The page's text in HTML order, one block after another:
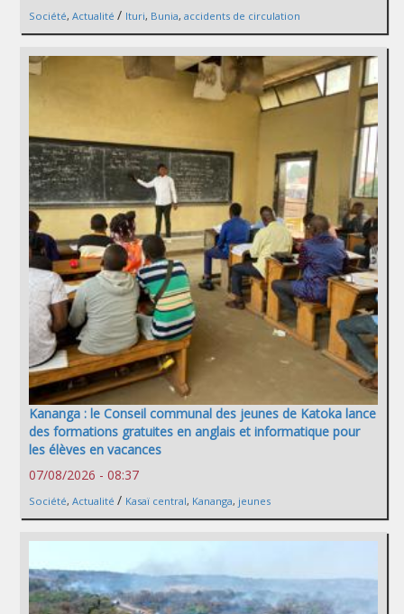
Société, Actualité / Ituri, Bunia, accidents de circulation
Kananga : le Conseil communal des jeunes de Katoka lance
des formations gratuites en anglais et informatique pour
les élèves en vacances
07/08/2026 - 08:37
Société, Actualité / Kasaï central, Kananga, jeunes